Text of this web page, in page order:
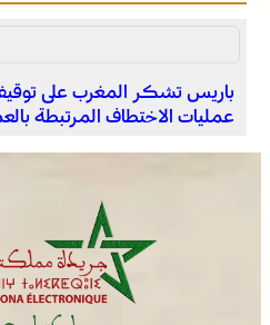
المختبر الوطني للشرطة العلمية
باريس تشكر المغرب على
عمليات الاختطاف المرتبطة